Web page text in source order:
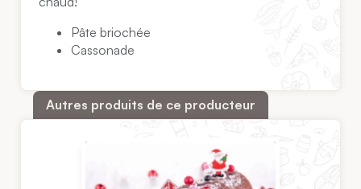
Pâte briochée
Cassonade
Autres produits de ce producteur